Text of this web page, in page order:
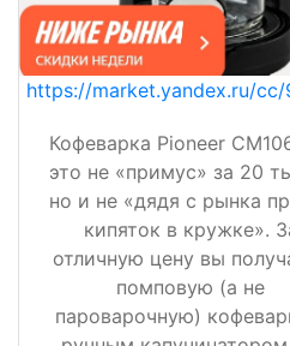
https://market.yandex.ru/cc/
Кофеварка Pioneer
это не «примус» за 20
но и не «дядя с рынка
кипяток в кружке».
отличную цену вы
помповую (а не
пароварочную)